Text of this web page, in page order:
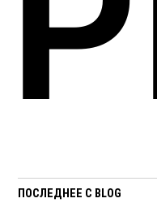
ПОСЛЕДНЕЕ С BLOG